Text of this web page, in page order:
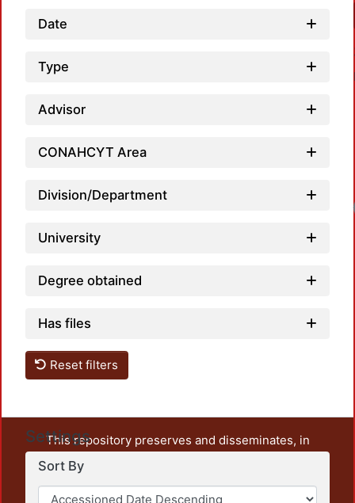
Date
Type
Advisor
CONAHCYT Area
Division/Department
University
Degree obtained
Has files
Reset filters
Settings
Sort By
This repository preserves and disseminates, in
unrestricted open access, the teaching and research
output of UAM Azcapotzalco. It also includes some
administrative and graphic documents from the